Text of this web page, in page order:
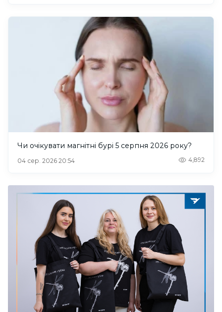
Чи очікувати магнітні бурі 5 серпня 2026 року?
04 сер. 2026 20:54 4,892